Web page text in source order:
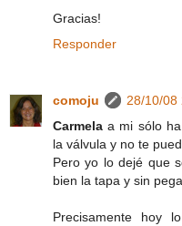
Gracias!
Responder
comoju
28/10/08
Carmela a mi sólo
la válvula y no te
Pero yo lo dejé que
bien la tapa y sin
Precisamente hoy